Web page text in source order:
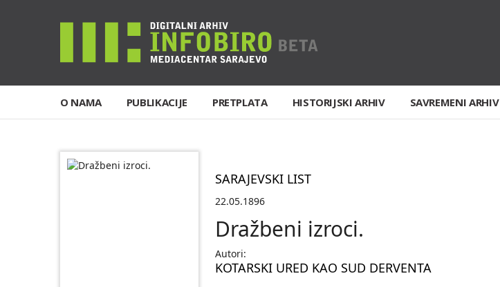
O NAMA PUBLIKACIJE PRETPLATA HISTORIJSKI ARHIV SAVREMENI ARHIV
SARAJEVSKI LIST
22.05.1896
Dražbeni izroci.
Autori:
KOTARSKI URED KAO SUD DERVENTA